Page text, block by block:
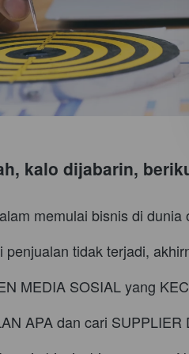
kalo dijabarin,
memulai bisnis di
penjualan tidak terjadi,
MEDIA SOSIAL yang
APA dan cari SUPPLIER